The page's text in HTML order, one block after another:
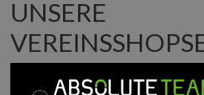
UNSERE